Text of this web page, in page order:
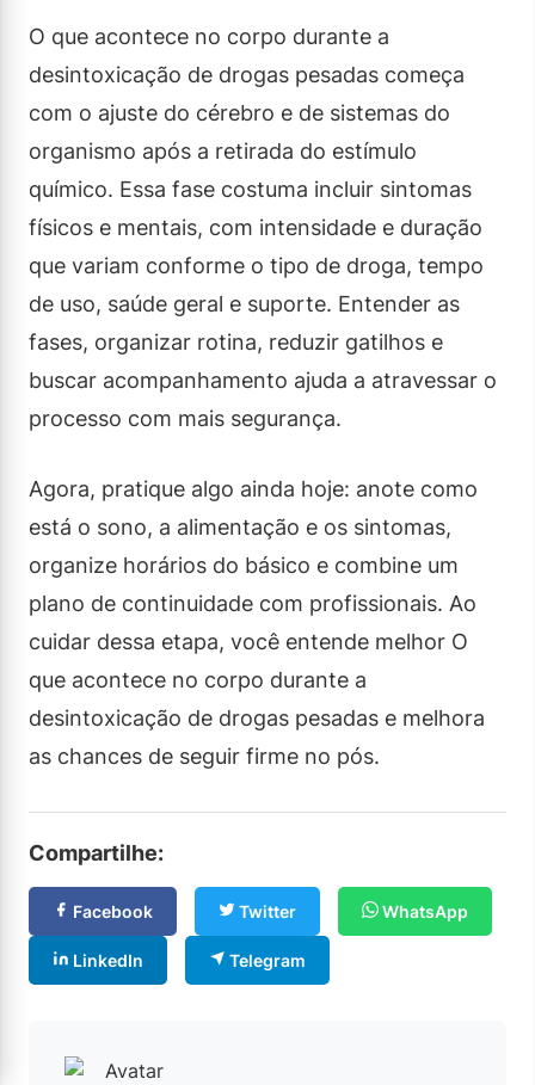
O que acontece no corpo durante a
desintoxicação de drogas pesadas começa
com o ajuste do cérebro e de sistemas do
organismo após a retirada do estímulo
químico. Essa fase costuma incluir sintomas
físicos e mentais, com intensidade e duração
que variam conforme o tipo de droga, tempo
de uso, saúde geral e suporte. Entender as
fases, organizar rotina, reduzir gatilhos e
buscar acompanhamento ajuda a atravessar o
processo com mais segurança.
Agora, pratique algo ainda hoje: anote como
está o sono, a alimentação e os sintomas,
organize horários do básico e combine um
plano de continuidade com profissionais. Ao
cuidar dessa etapa, você entende melhor O
que acontece no corpo durante a
desintoxicação de drogas pesadas e melhora
as chances de seguir firme no pós.
Compartilhe:
Facebook Twitter WhatsApp
LinkedIn Telegram